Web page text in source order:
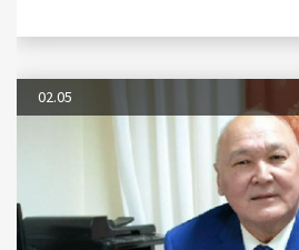
02.05